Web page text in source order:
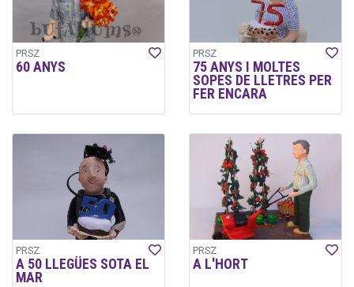
PRSZ
60 ANYS
PRSZ
75 ANYS I MOLTES
SOPES DE LLETRES PER
FER ENCARA
PRSZ
A 50 LLEGÜES SOTA EL
MAR
PRSZ
A L'HORT